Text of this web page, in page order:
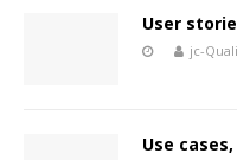
User
jc-
Use